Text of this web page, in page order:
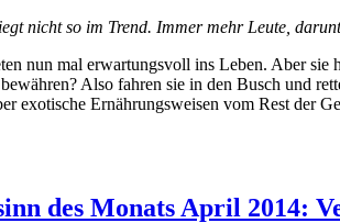
nicht so im Trend. Immer mehr Leute,
nun mal erwartungsvoll ins Leben. Aber
Also fahren sie in den Busch und
exotische Ernährungsweisen vom Rest der
des Monats April 2014: